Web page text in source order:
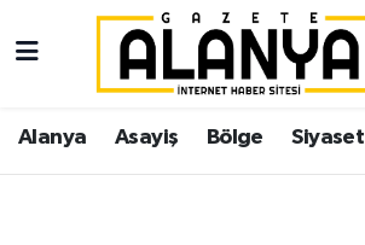
Alanya Asayiş Bölge Siyaset
Alanya
Asayiş
İstanbul Nöbetçi Eczaneler
İstanbul Hava Durumu